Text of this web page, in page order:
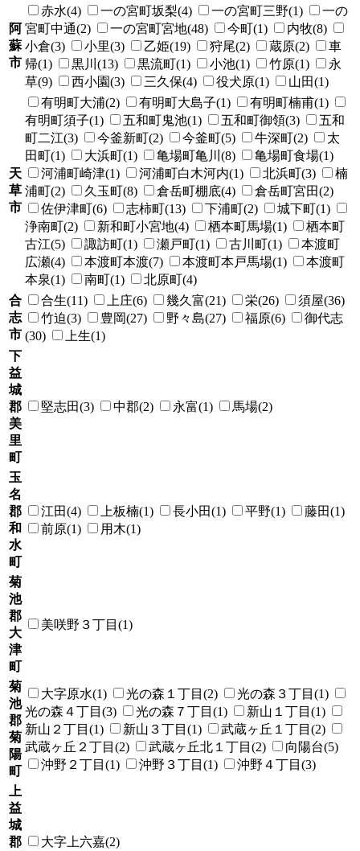
阿
蘇
市
赤水(4) 一の宮町坂梨(4) 一の宮町三野(1)
一の
宮町中通(2)
一の宮町宮地(48) 今町(1)
内牧(8)
小倉(3)
小里(3) 乙姫(19) 狩尾(2) 蔵原(2)
車
帰(1)
黒川(13) 黒流町(1) 小池(1) 竹原(1)
永
草(9)
西小園(3) 三久保(4) 役犬原(1) 山田(1)
天
草
市
有明町大浦(2) 有明町大島子(1)
有明町楠甫(1)
有明町須子(1)
五和町鬼池(1) 五和町御領(3)
五和
町二江(3)
今釜新町(2) 今釜町(5) 牛深町(2)
太
田町(1)
大浜町(1) 亀場町亀川(8)
亀場町食場(1)
河浦町崎津(1)
河浦町白木河内(1) 北浜町(3)
楠
浦町(2)
久玉町(8) 倉岳町棚底(4)
倉岳町宮田(2)
佐伊津町(6)
志柿町(13) 下浦町(2)
城下町(1)
浄南町(2)
新和町小宮地(4) 栖本町馬場(1)
栖本町
古江(5)
諏訪町(1) 瀬戸町(1) 古川町(1)
本渡町
広瀬(4)
本渡町本渡(7) 本渡町本戸馬場(1)
本渡町
本泉(1)
南町(1)
北原町(4)
合
志
市
合生(11) 上庄(6) 幾久富(21) 栄(26)
須屋(36)
竹迫(3)
豊岡(27) 野々島(27) 福原(6)
御代志
(30)
上生(1)
下
益
城
郡
美
里
町
堅志田(3) 中郡(2) 永富(1) 馬場(2)
玉
名
郡
和
水
町
江田(4) 上板楠(1) 長小田(1) 平野(1)
藤田(1)
前原(1)
用木(1)
菊
池
郡
大
津
町
美咲野３丁目(1)
菊
池
郡
菊
陽
町
大字原水(1) 光の森１丁目(2)
光の森３丁目(1)
光の森４丁目(3)
光の森７丁目(1)
新山１丁目(1)
新山２丁目(1)
新山３丁目(1)
武蔵ヶ丘１丁目(2)
武蔵ヶ丘２丁目(2)
武蔵ヶ丘北１丁目(2)
向陽台(5)
沖野２丁目(1)
沖野３丁目(1)
沖野４丁目(3)
上
益
城
郡
大字上六嘉(2)